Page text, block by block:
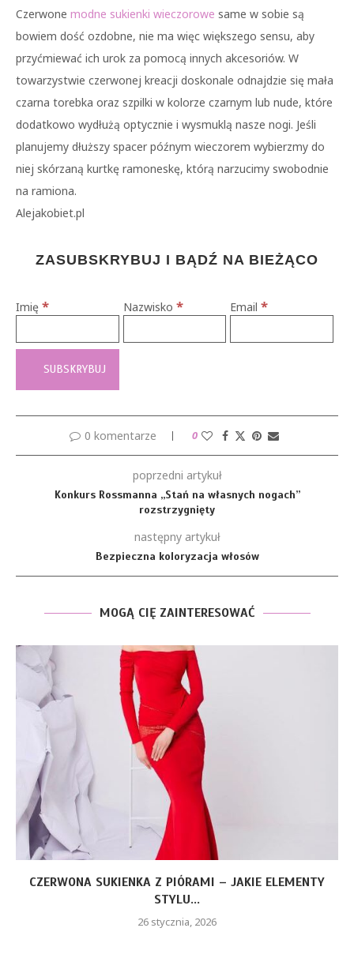
Czerwone modne sukienki wieczorowe same w sobie są
bowiem dość ozdobne, nie ma więc większego sensu, aby
przyćmiewać ich urok za pomocą innych akcesoriów. W
towarzystwie czerwonej kreacji doskonale odnajdzie się mała
czarna torebka oraz szpilki w kolorze czarnym lub nude, które
dodatkowo wydłużą optycznie i wysmuklą nasze nogi. Jeśli
planujemy dłuższy spacer późnym wieczorem wybierzmy do
niej skórzaną kurtkę ramoneskę, którą narzucimy swobodnie
na ramiona.
Alejakobiet.pl
ZASUBSKRYBUJ I BĄDŹ NA BIEŻĄCO
Imię * Nazwisko * Email*
0 komentarze 0
poprzedni artykuł
Konkurs Rossmanna „Stań na własnych nogach”
rozstrzygnięty
następny artykuł
Bezpieczna koloryzacja włosów
MOGĄ CIĘ ZAINTERESOWAĆ
CZERWONA SUKIENKA Z PIÓRAMI – JAKIE ELEMENTY
STYLU...
26 stycznia, 2026